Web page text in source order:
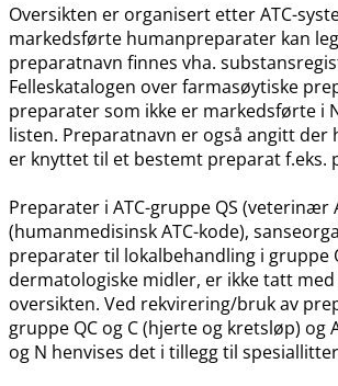
Oversikten er organisert etter ATC-
markedsførte humanpreparater kan
preparatnavn finnes vha.
Felleskatalogen over farmasøytiske
preparater som ikke er markedsførte i
listen. Preparatnavn er også angitt der
er knyttet til et bestemt preparat f.eks.
Preparater i ATC-gruppe QS (veterinær
(humanmedisinsk ATC-kode),
preparater til lokalbehandling i gruppe
dermatologiske midler, er ikke tatt
oversikten. Ved rekvirering​/​bruk av
gruppe QC og C (hjerte og kretsløp) og
og N henvises det i tillegg til